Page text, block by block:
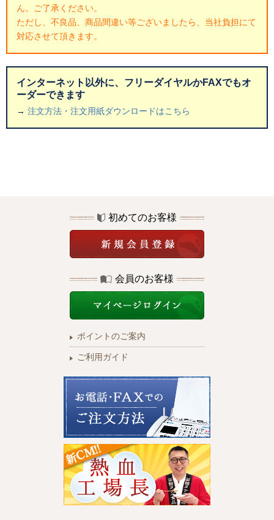
ん。ご了承ください。
ただし、不良品、商品間違い等ございましたら、当社負担にて
対応させて頂きます。
インターネット以外に、フリーダイヤルかFAXでもオ
ーダーできます
→ 注文方法・注文用紙ダウンロードはこちら
初めてのお客様
会員のお客様
ポイントのご案内
ご利用ガイド